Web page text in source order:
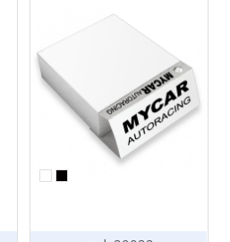
un lato per un facile
strappo.
Personalizzato con
stampa laterale su uno
o piu' lati. Il costo della
stampa e' riferito al
singolo lato.